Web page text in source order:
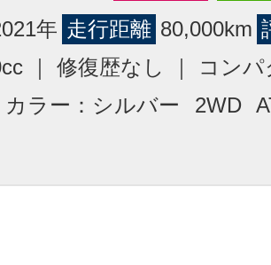
年 走行距離 80,000km
｜ 修復歴なし ｜ コン
カラー：シルバー 2WD